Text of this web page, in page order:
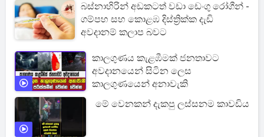
බස්නාහිරින් අඩකටත් වඩා ඩෙංගු රෝගීන් -
ගම්පහ සහ කොළඹ දිස්ත්‍රික්ක දැඩි
අවදානම් කලාප බවට
කාලගුණය කැළඹීමක් ජනතාවට
අවදානයෙන් සිටින ලෙස
කාලගුණයෙන් අනාවැකි
මේ වෙනකන් දැකපු ලස්සනම කාවඩිය